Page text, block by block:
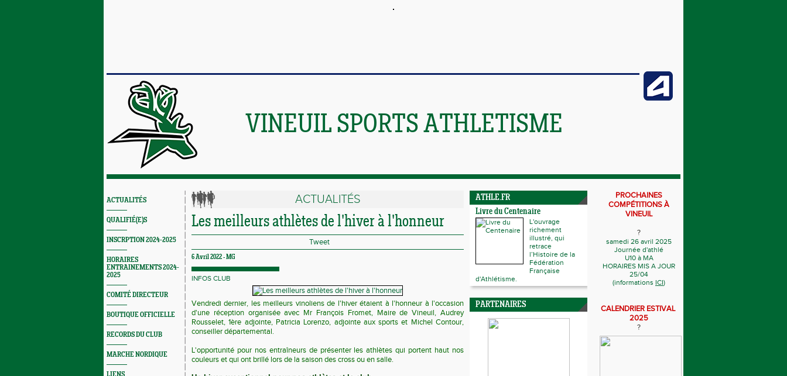
VINEUIL SPORTS ATHLETISME
ACTUALITÉS
QUALIFIÉ(E)S
INSCRPTION 2024-2025
HORAIRES
ENTRAINEMENTS 2024-
2025
COMITÉ DIRECTEUR
BOUTIQUE OFFICIELLE
RECORDS DU CLUB
MARCHE NORDIQUE
ACTUALITÉS
Les meilleurs athlètes de l'hiver à l'honneur
Tweet
6 Avril 2022 -MG
INFOS CLUB
Vendredi dernier, les meilleurs vinoliens de l'hiver étaient à l'honneur à l'occasion
d'une réception organisée avec Mr François Fromet, Maire de Vineuil, Audrey
Rousselet, 1ère adjointe, Patricia Lorenzo, adjointe aux sports et Michel Contour,
conseiller départemental.
L'opportunité pour nos entraîneurs de présenter les athlètes qui portent haut nos
couleurs et qui ont brillé lors de la saison des cross ou en salle.
ATHLE.FR
Livre du Centenaire
L'ouvrage
richement
illustré, qui
retrace
l’Histoire de la
Fédération
Française
d'Athlétisme.
PARTENAIRES
PROCHAINES
COMPÉTITIONS À
VINEUIL
?
samedi 26 avril 2025
Journée d'athlé
U10 à MA
HORAIRES MIS A JOUR
25/04
(informations ICI)
CALENDRIER ESTIVAL
2025
?